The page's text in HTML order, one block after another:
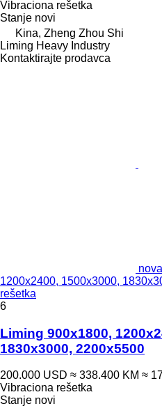
Vibraciona rešetka
Stanje novi
Kina, Zheng Zhou Shi
Liming Heavy Industry
Kontaktirajte prodavca
1200x2400, 1500x3000,
rešetka
6
Liming 900x1800,
1830x3000, 2200x5500
200.000 USD ≈ 338.400 KM ≈
Vibraciona rešetka
Stanje novi